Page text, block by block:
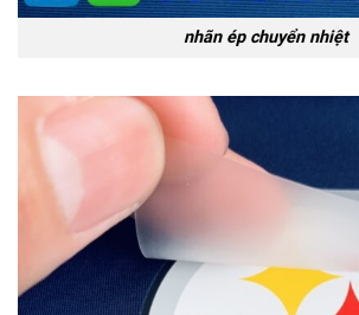
nhãn ép chuyển nhiệt